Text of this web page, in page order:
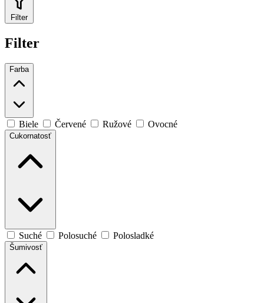
Filter
Filter
Farba
Biele Červené Ružové Ovocné
Cukornatosť
Suché Polosuché Polosladké
Šumivosť